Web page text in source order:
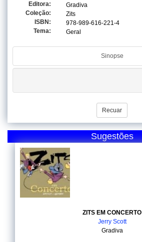
Editora:
Gradiva
Coleção:
Zits
ISBN:
978-989-616-221-4
Tema:
Geral
Sinopse
Recuar
Sugestões
ZITS EM CONCERTO
Jerry Scott
Gradiva